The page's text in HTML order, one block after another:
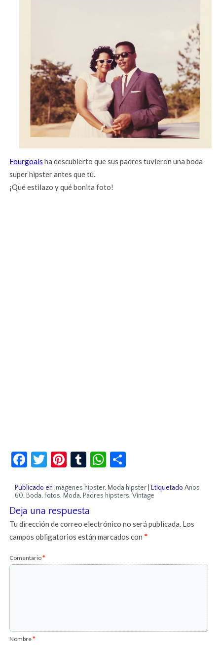
Fourgoals ha descubierto que sus padres tuvieron una boda
super hipster antes que tú.
¡Qué estilazo y qué bonita foto!
Facebook
Twitter
Pinterest
TumblrWhatsApp
Publicado en Imágenes hipster, Moda hipster |Etiquetado Años
60, Boda, Fotos, Moda, Padres hipsters,Vintage
Deja una respuesta
Tu dirección de correo electrónico no será publicada. Los
campos obligatorios están marcados con*
Comentario*
Nombre*